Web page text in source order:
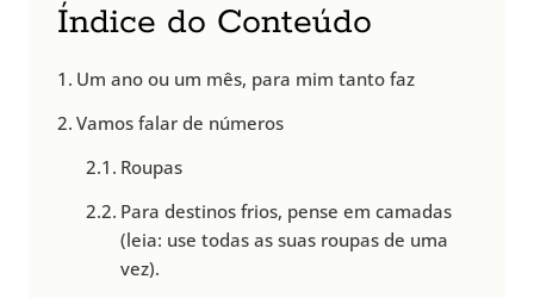
Índice do Conteúdo
Um ano ou um mês, para mim tanto faz
Vamos falar de números
Roupas
Para destinos frios, pense em camadas
(leia: use todas as suas roupas de uma
vez).